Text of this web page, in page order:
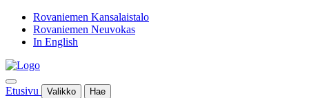
Rovaniemen Kansalaistalo
Rovaniemen Neuvokas
In English
Etusivu Valikko Hae